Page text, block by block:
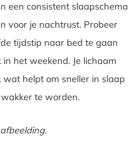
beddengoed
nachtmode
een consistent slaapschema
voor je nachtrust. Probeer
tijdstip naar bed te gaan
het weekend. Je lichaam
helpt om sneller in slaap
te worden.